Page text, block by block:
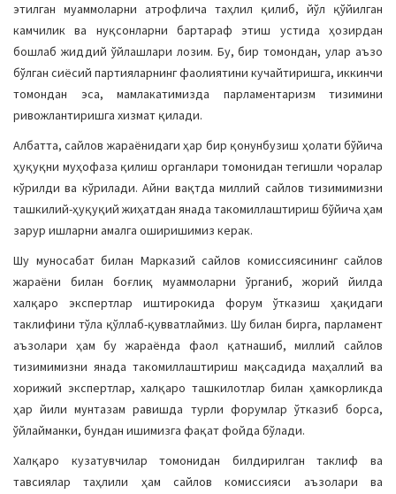
этилган муаммоларни атрофлича таҳлил қилиб, йўл қўйилган
камчилик ва нуқсонларни бартараф этиш устида ҳозирдан
бошлаб жиддий ўйлашлари лозим. Бу, бир томондан, улар аъзо
бўлган сиёсий партияларнинг фаолиятини кучайтиришга, иккинчи
томондан эса, мамлакатимизда парламентаризм тизимини
ривожлантиришга хизмат қилади.
Албатта, сайлов жараёнидаги ҳар бир қонунбузиш ҳолати бўйича
ҳуқуқни муҳофаза қилиш органлари томонидан тегишли чоралар
кўрилди ва кўрилади. Айни вақтда миллий сайлов тизимимизни
ташкилий-ҳуқуқий жиҳатдан янада такомиллаштириш бўйича ҳам
зарур ишларни амалга оширишимиз керак.
Шу муносабат билан Марказий сайлов комиссиясининг сайлов
жараёни билан боғлиқ муаммоларни ўрганиб, жорий йилда
халқаро экспертлар иштирокида форум ўтказиш ҳақидаги
таклифини тўла қўллаб-қувватлаймиз. Шу билан бирга, парламент
аъзолари ҳам бу жараёнда фаол қатнашиб, миллий сайлов
тизимимизни янада такомиллаштириш мақсадида маҳаллий ва
хорижий экспертлар, халқаро ташкилотлар билан ҳамкорликда
ҳар йили мунтазам равишда турли форумлар ўтказиб борса,
ўйлайманки, бундан ишимизга фақат фойда бўлади.
Халқаро кузатувчилар томонидан билдирилган таклиф ва
тавсиялар таҳлили ҳам сайлов комиссияси аъзолари ва